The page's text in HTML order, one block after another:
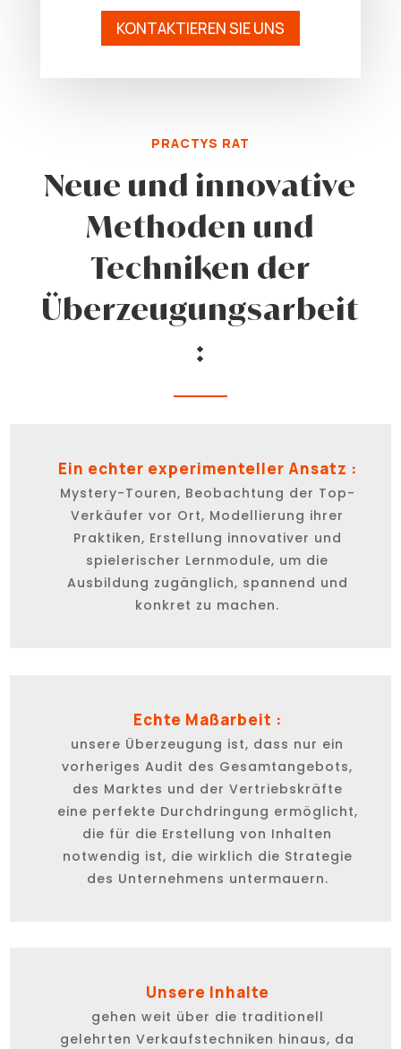
KONTAKTIEREN SIE UNS
PRACTYS RAT
Neue und innovative
Methoden und
Techniken der
Überzeugungsarbeit
:
Ein echter experimenteller Ansatz :
Mystery-Touren, Beobachtung der Top-
Verkäufer vor Ort, Modellierung ihrer
Praktiken, Erstellung innovativer und
spielerischer Lernmodule, um die
Ausbildung zugänglich, spannend und
konkret zu machen.
Echte Maßarbeit :
unsere Überzeugung ist, dass nur ein
vorheriges Audit des Gesamtangebots,
des Marktes und der Vertriebskräfte
eine perfekte Durchdringung ermöglicht,
die für die Erstellung von Inhalten
notwendig ist, die wirklich die Strategie
des Unternehmens untermauern.
Unsere Inhalte
gehen weit über die traditionell
gelehrten Verkaufstechniken hinaus, da